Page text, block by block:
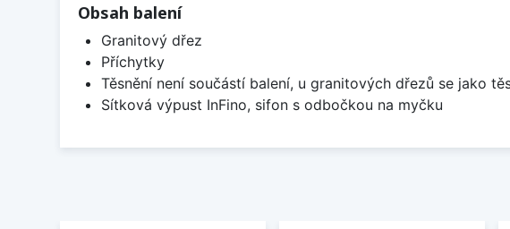
Obsah balení
Granitový dřez
Příchytky
Těsnění není součástí balení, u granitových dřezů se jako
Sítková výpust InFino, sifon s odbočkou na myčku